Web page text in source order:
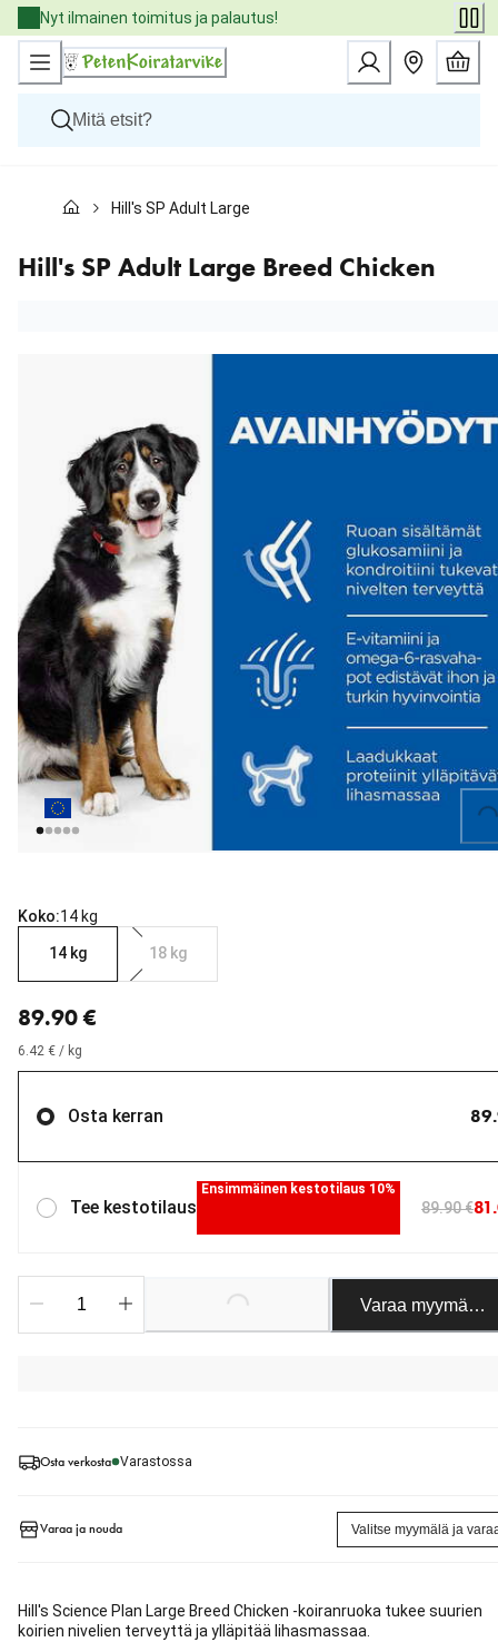
Skip
to
Content
Nyt ilmainen toimitus ja palautus!
Kissat
Eläinlääkäriruoat
Tuotemerkit
Hill's SP Adult Large Breed Chicken
Hill's SP Adult Large Breed Chicken
Loading...
Osta verkosta Varastossa
Varaa ja nouda Valitse myymälä ja
Hill's Science Plan Large Breed Chicken -koiranruoka tukee suurien
koirien nivelien terveyttä ja ylläpitää lihasmassaa.
Koko:14 kg
14 kg 18 kg
89.90 €
6.42 € / kg
Osta kerran
Tee kestotilaus
Ensimmäinen kestotilaus 10%
89.90 €
Loading... Varaa